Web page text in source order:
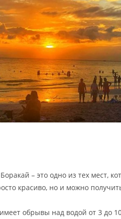
– это одно из тех мест,
красиво, но и можно
обрывы над водой от 3 до